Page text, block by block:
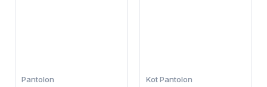
Pantolon Kot Pantolon